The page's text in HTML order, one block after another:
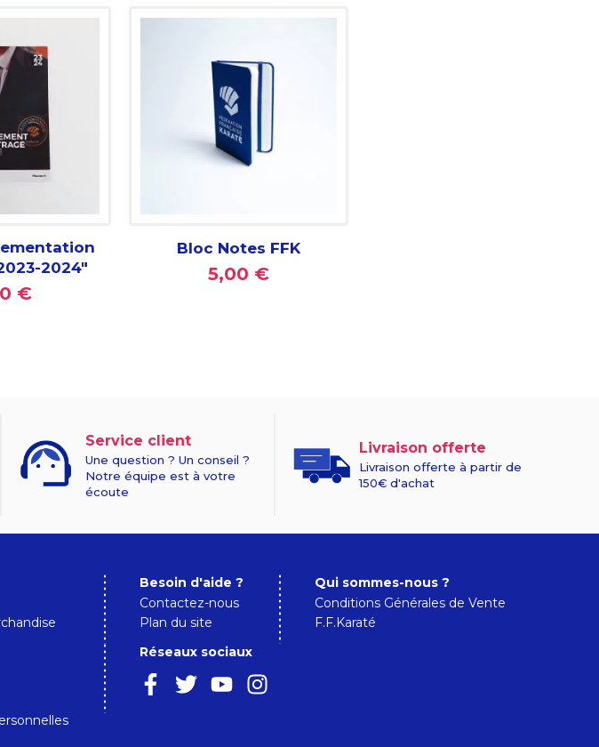
2024"
€
Bloc Notes FFK
5,00 €
Service client
Une question ? Un conseil ?
Notre équipe est à votre
écoute
Livraison offerte
Livraison offerte à partir de
150€ d'achat
Besoin d'aide ?
Contactez-nous
Plan du site
Qui sommes-nous ?
Conditions Générales de Vente
F.F.Karaté
Réseaux sociaux